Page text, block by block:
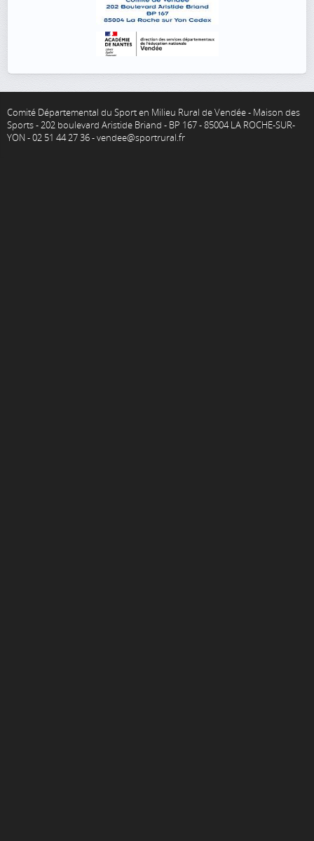
Comité Départemental du Sport en Milieu Rural de Vendée - Maison des
Sports - 202 boulevard Aristide Briand - BP 167 - 85004 LA ROCHE-SUR-
YON - 02 51 44 27 36 - vendee@sportrural.fr